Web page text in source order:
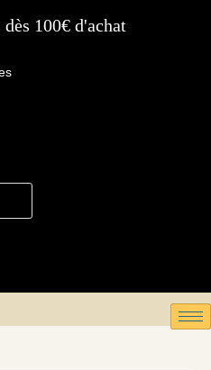
100€ d'achat